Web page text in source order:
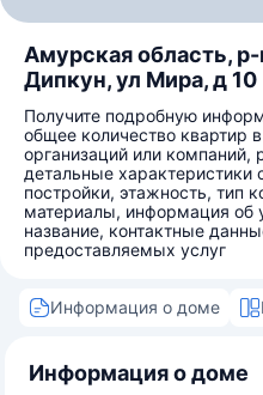
Амурская область,
Дипкун, ул Мира, д 10
Получите подробную
общее количество квартир
организаций или
детальные характеристики
постройки, этажность, тип
материалы, информация об
название, контактные
предоставляемых услуг
Информация о доме
Информация о доме